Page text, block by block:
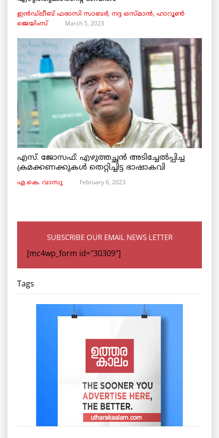
ഇൻഡ്ലീബ് ​​ഫരാസി സാബർ, നദ്ദ ഒസ്മാൻ, ഹാറൂൺ
ജെയിംസ്
March 5, 2023
എസ്. ജോസഫ്: എഴുത്തച്ഛൻ അടിച്ചേൽപ്പിച്ച
ക്രമക്കണക്കുകൾ തെറ്റിച്ചിട്ട ഭാഷാകവി
എ.കെ. വാസു February 6, 2023
SUBSCRIBE OUR EMAIL NEWS LETTER
[mc4wp_form id="30309"]
Tags